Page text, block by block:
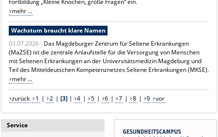
mehr ...
Wachstum braucht klare Namen
03.07.2026 - Das Magdeburger Zentrum für Seltene Erkrankungen
(MaZSE) ist die zentrale Anlaufstelle für die Versorgung von Menschen
mit Seltenen Erkrankungen an der Universitätsmedizin Magdeburg und
Teil des Mitteldeutschen Kompetenznetzes Seltene Erkrankungen (MKSE).
mehr ...
zurück 1 | 2 | [3]| 4 | 5 | 6 | 7 | 8 | 9 vor
Service